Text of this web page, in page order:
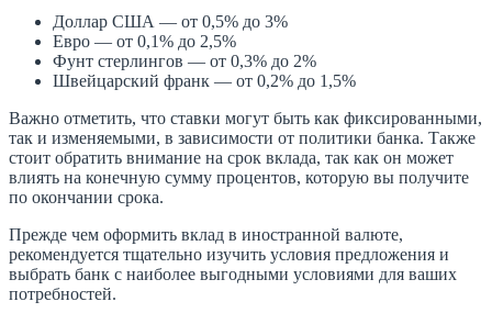
Доллар США — от 0,5% до 3%
Евро — от 0,1% до 2,5%
Фунт стерлингов — от 0,3% до 2%
Швейцарский франк — от 0,2% до 1,5%
Важно отметить, что ставки могут быть как фиксированными,
так и изменяемыми, в зависимости от политики банка. Также
стоит обратить внимание на срок вклада, так как он может
влиять на конечную сумму процентов, которую вы получите
по окончании срока.
Прежде чем оформить вклад в иностранной валюте,
рекомендуется тщательно изучить условия предложения и
выбрать банк с наиболее выгодными условиями для ваших
потребностей.